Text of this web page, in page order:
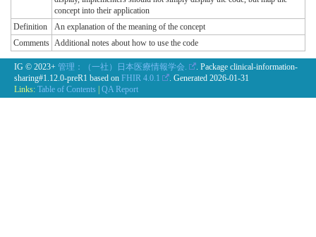
concept into their application
Definition
An explanation of the meaning of the concept
Comments Additional notes about how to use the code
IG © 2023+ 管理：（一社）日本医療情報学会.
. Package clinical-information-
sharing#1.12.0-preR1 based on FHIR 4.0.1 . Generated 2026-01-31
Links: Table of Contents QA Report